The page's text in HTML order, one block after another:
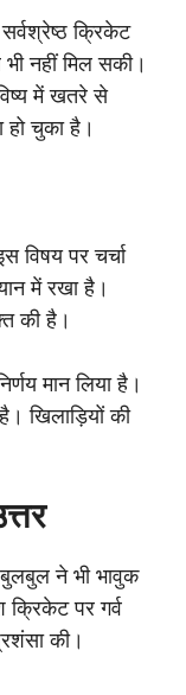
क्रिकेट
नहीं मिल सकी।
में खतरे से
हो चुका है।
विषय पर चर्चा
में रखा है।
की है।
मान लिया है।
खिलाड़ियों की
बुलबुल ने भी भावुक
क्रिकेट पर गर्व
की।